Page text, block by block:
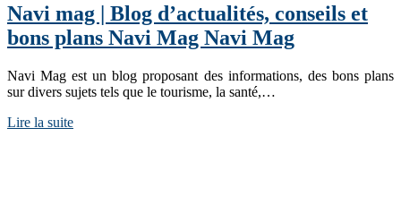
Navi mag | Blog d’actualités, conseils et
bons plans Navi Mag Navi Mag
Navi Mag est un blog proposant des informations, des bons plans
sur divers sujets tels que le tourisme, la santé,…
Lire la suite